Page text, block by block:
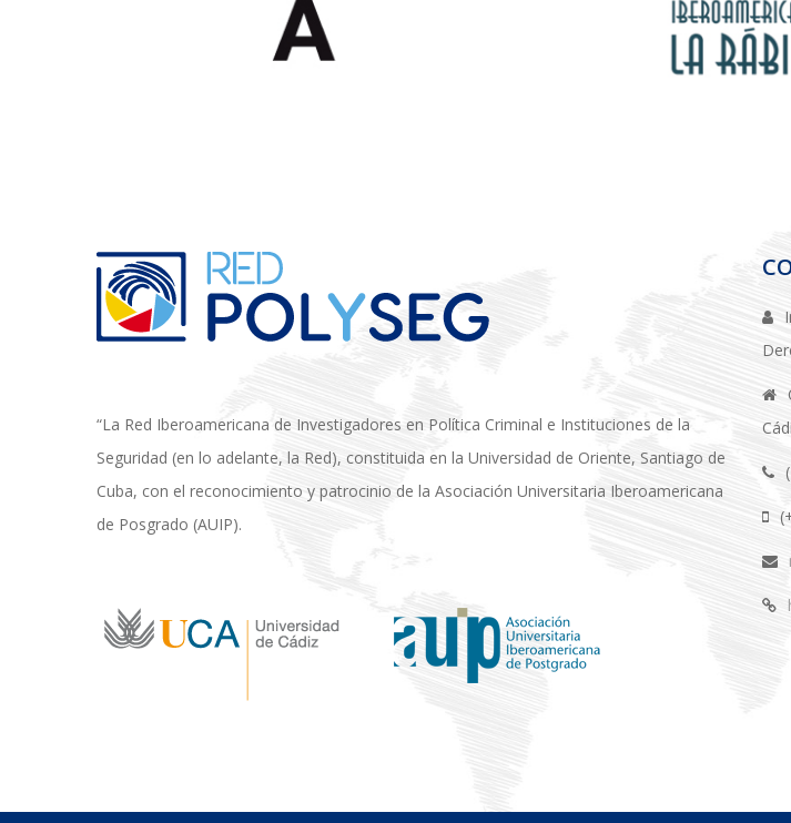
“La Red Iberoamericana de Investigadores en Política Criminal e Instituciones de la
Seguridad (en lo adelante, la Red), constituida en la Universidad de Oriente, Santiago de
Cuba, con el reconocimiento y patrocinio de la Asociación Universitaria Iberoamericana
de Posgrado (AUIP).